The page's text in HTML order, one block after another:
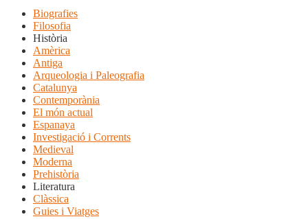
Biografies
Filosofia
Història
Amèrica
Antiga
Arqueologia i Paleografia
Catalunya
Contemporània
El món actual
Espanaya
Investigació i Corrents
Medieval
Moderna
Prehistòria
Literatura
Clàssica
Guies i Viatges